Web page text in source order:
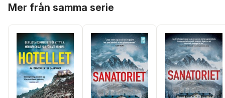
Mer från samma serie